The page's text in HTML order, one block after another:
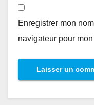
Enregistrer mon
navigateur pour